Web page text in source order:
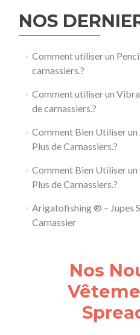
NOS
Comment utiliser un
carnassiers.?
Comment utiliser un
de carnassiers.?
Comment Bien Utiliser
Plus de Carnassiers.?
Comment Bien Utiliser
Plus de Carnassiers.?
Arigatofishing ® – Jupes
Carnassier
Nos